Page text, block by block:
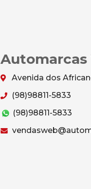
Automarcas
Avenida dos
(98)98811-5833
(98)98811-5833